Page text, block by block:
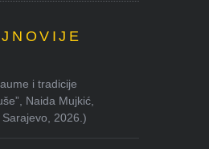
i tradicije
Naida Mujkić,
2026.)